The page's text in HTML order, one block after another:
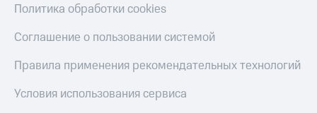
Политика обработки cookies
Соглашение о пользовании системой
Правила применения рекомендательных технологий
Условия использования сервиса